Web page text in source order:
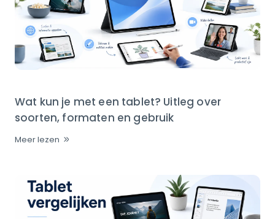
Wat kun je met een tablet? Uitleg over
soorten, formaten en gebruik
Meer lezen